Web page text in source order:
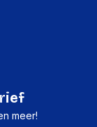
meer!